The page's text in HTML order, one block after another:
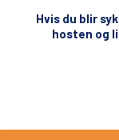
Hvis du blir
hosten og